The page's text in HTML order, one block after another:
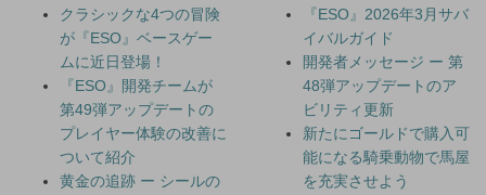
クラシックな4つの冒険
が『ESO』ベースゲー
ムに近日登場！
『ESO』開発チームが
第49弾アップデートの
プレイヤー体験の改善に
ついて紹介
黄金の追跡 ー シールの
『ESO』2026年3月サバ
イバルガイド
開発者メッセージ ー 第
48弾アップデートのア
ビリティ更新
新たにゴールドで購入可
能になる騎乗動物で馬屋
を充実させよう